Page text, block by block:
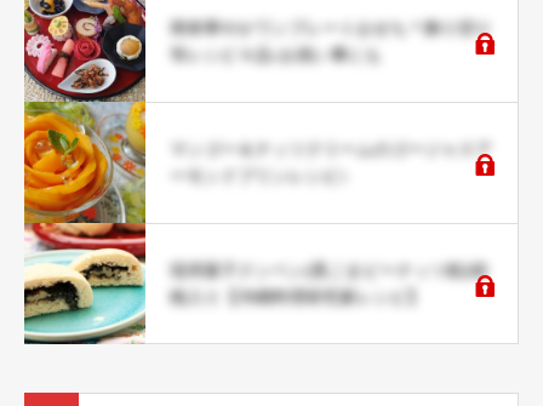
簡単華やかワンプレートおせち＊飾り切り
等レシピ４品♪お祝い事にも
マンゴー＆ナッツクリームのゴージャスア
琉球菓子クンペン(黒ごまピーナッツ餡)胡
桃入り【沖縄料理研究家レシピ】